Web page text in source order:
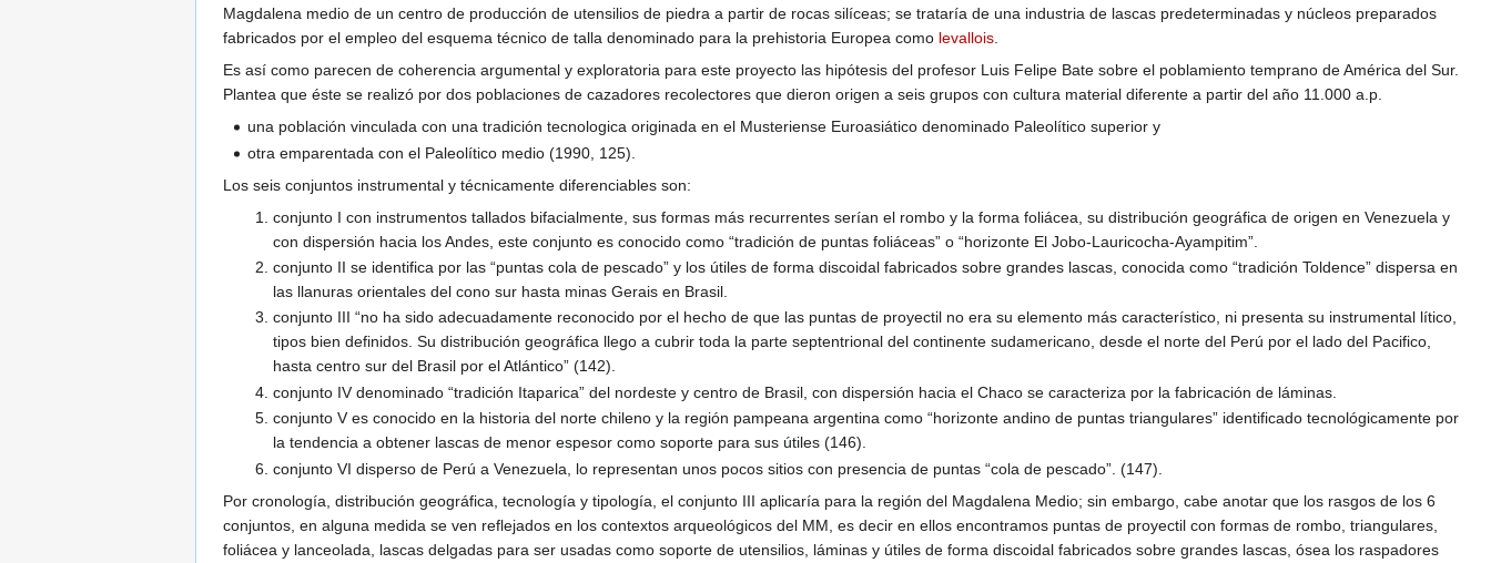
Magdalena medio de un centro de producción de utensilios de piedra a partir de rocas silíceas; se trataría de una industria de lascas predeterminadas y núcleos preparados
fabricados por el empleo del esquema técnico de talla denominado para la prehistoria Europea como levallois.
Es así como parecen de coherencia argumental y exploratoria para este proyecto las hipótesis del profesor Luis Felipe Bate sobre el poblamiento temprano de América del Sur.
Plantea que éste se realizó por dos poblaciones de cazadores recolectores que dieron origen a seis grupos con cultura material diferente a partir del año 11.000 a.p.
una población vinculada con una tradición tecnologica originada en el Musteriense Euroasiático denominado Paleolítico superior y
otra emparentada con el Paleolítico medio (1990, 125).
Los seis conjuntos instrumental y técnicamente diferenciables son:
conjunto I con instrumentos tallados bifacialmente, sus formas más recurrentes serían el rombo y la forma foliácea, su distribución geográfica de origen en Venezuela y
con dispersión hacia los Andes, este conjunto es conocido como “tradición de puntas foliáceas” o “horizonte El Jobo-Lauricocha-Ayampitim”.
conjunto II se identifica por las “puntas cola de pescado” y los útiles de forma discoidal fabricados sobre grandes lascas, conocida como “tradición Toldence” dispersa en
las llanuras orientales del cono sur hasta minas Gerais en Brasil.
conjunto III “no ha sido adecuadamente reconocido por el hecho de que las puntas de proyectil no era su elemento más característico, ni presenta su instrumental lítico,
tipos bien definidos. Su distribución geográfica llego a cubrir toda la parte septentrional del continente sudamericano, desde el norte del Perú por el lado del Pacifico,
hasta centro sur del Brasil por el Atlántico” (142).
conjunto IV denominado “tradición Itaparica” del nordeste y centro de Brasil, con dispersión hacia el Chaco se caracteriza por la fabricación de láminas.
conjunto V es conocido en la historia del norte chileno y la región pampeana argentina como “horizonte andino de puntas triangulares” identificado tecnológicamente por
la tendencia a obtener lascas de menor espesor como soporte para sus útiles (146).
conjunto VI disperso de Perú a Venezuela, lo representan unos pocos sitios con presencia de puntas “cola de pescado”. (147).
Por cronología, distribución geográfica, tecnología y tipología, el conjunto III aplicaría para la región del Magdalena Medio; sin embargo, cabe anotar que los rasgos de los 6
conjuntos, en alguna medida se ven reflejados en los contextos arqueológicos del MM, es decir en ellos encontramos puntas de proyectil con formas de rombo, triangulares,
foliácea y lanceolada, lascas delgadas para ser usadas como soporte de utensilios, láminas y útiles de forma discoidal fabricados sobre grandes lascas, ósea los raspadores